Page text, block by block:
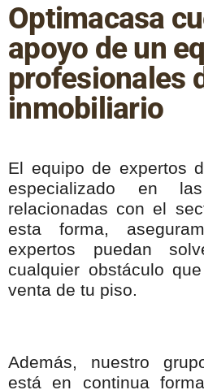
Optimacasa
apoyo de un
profesionales
inmobiliario
El equipo de expertos
especializado en
relacionadas con el
esta forma,
expertos puedan
cualquier obstáculo
venta de tu piso.
Además, nuestro
está en continua